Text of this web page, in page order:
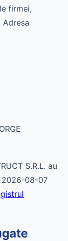
firmei,
Adresa
S.R.L. au
2026-08-07